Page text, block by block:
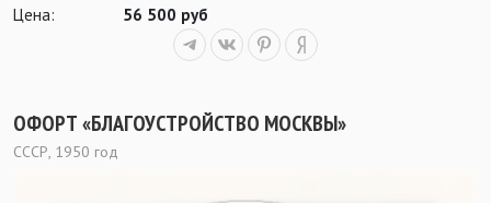
Цена:
56 500 руб
ОФОРТ «БЛАГОУСТРОЙСТВО МОСКВЫ»
СССР, 1950 год